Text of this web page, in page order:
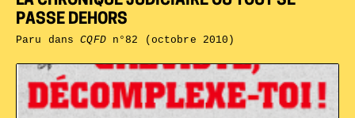
PASSE DEHORS
Paru dansCQFDn°82 (octobre 2010)